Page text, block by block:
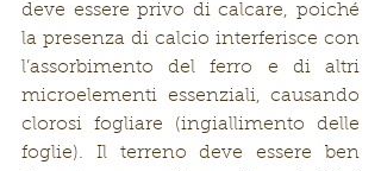
deve essere privo di calcare, poiché
la presenza di calcio interferisce con
l’assorbimento del ferro e di altri
microelementi essenziali, causando
clorosi fogliare (ingiallimento delle
foglie). Il terreno deve essere ben